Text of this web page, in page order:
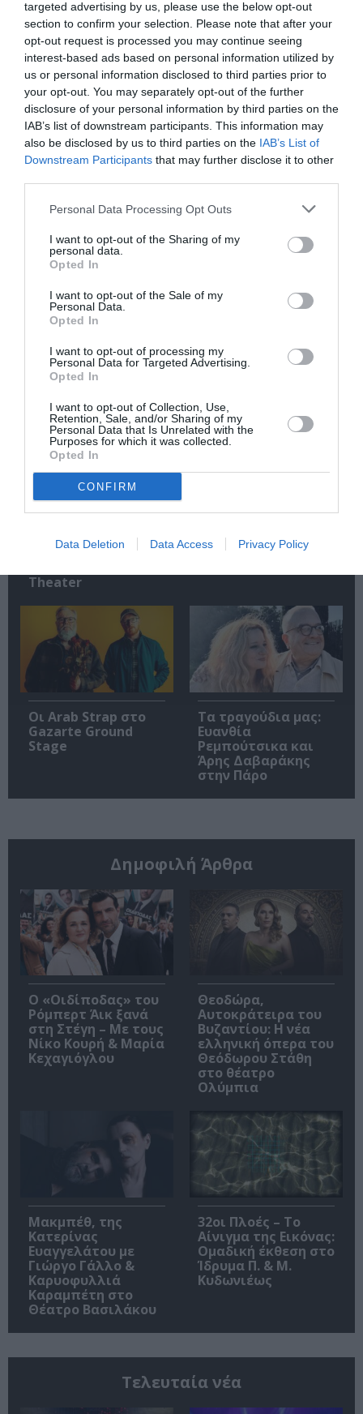
targeted advertising by us, please use the below opt-out
section to confirm your selection. Please note that after your
opt-out request is processed you may continue seeing
interest-based ads based on personal information utilized by
us or personal information disclosed to third parties prior to
your opt-out. You may separately opt-out of the further
disclosure of your personal information by third parties on the
IAB’s list of downstream participants. This information may
also be disclosed by us to third parties on the IAB’s List of
Downstream Participants that may further disclose it to other
Personal Data Processing Opt Outs
I want to opt-out of the Sharing of my
personal data.
Opted In
I want to opt-out of the Sale of my
Personal Data.
Opted In
I want to opt-out of processing my
Personal Data for Targeted Advertising.
Opted In
I want to opt-out of Collection, Use,
Retention, Sale, and/or Sharing of my
Personal Data that Is Unrelated with the
Purposes for which it was collected.
Opted In
CONFIRM
Data Deletion Data Access Privacy Policy
POP - ROCK - ALTERNATIVE
ΒΑΣΙΛΗΣ ΚΑΖΟΥΛΗΣ
ΓΙΑΝΝΗΣ ΓΙΟΚΑΡΙΝΗΣ
ΕΛΛΗΝΙΚΟ ΡΟΚ
ΛΑΚΗΣ ΠΑΠΑΔΟΠΟΥΛΟΣ
ΝΙΚΟΣ ΖΙΩΓΑΛΑΣ
ΣΥΝΑΥΛΙΕΣ 2024
Newsletter
την Τέχνη και τον Πολιτισμό!
Ακολουθήστε το Culturenow.gr
Tribute: Μια
μοναδική συναυλία
Theater
Farewell: Οι Uriah
Heep στο Floyd
Οι Arab Strap στο
Gazarte Ground
Stage
Τα τραγούδια μας:
Ευανθία
Ρεμπούτσικα και
Άρης Δαβαράκης
στην Πάρο
Δημοφιλή Άρθρα
O «Οιδίποδας» του
Ρόμπερτ Άικ ξανά
στη Στέγη – Με τους
Νίκο Κουρή & Μαρία
Κεχαγιόγλου
Θεοδώρα,
Αυτοκράτειρα του
Βυζαντίου: Η νέα
ελληνική όπερα του
Θεόδωρου Στάθη
στο θέατρο
Ολύμπια
Μακμπέθ, της
Κατερίνας
Ευαγγελάτου με
Γιώργο Γάλλο &
Καρυοφυλλιά
Καραμπέτη στο
Θέατρο Βασιλάκου
32οι Πλοές – Το
Αίνιγμα της Εικόνας:
Ομαδική έκθεση στο
Ίδρυμα Π. & Μ.
Κυδωνιέως
Τελευταία νέα